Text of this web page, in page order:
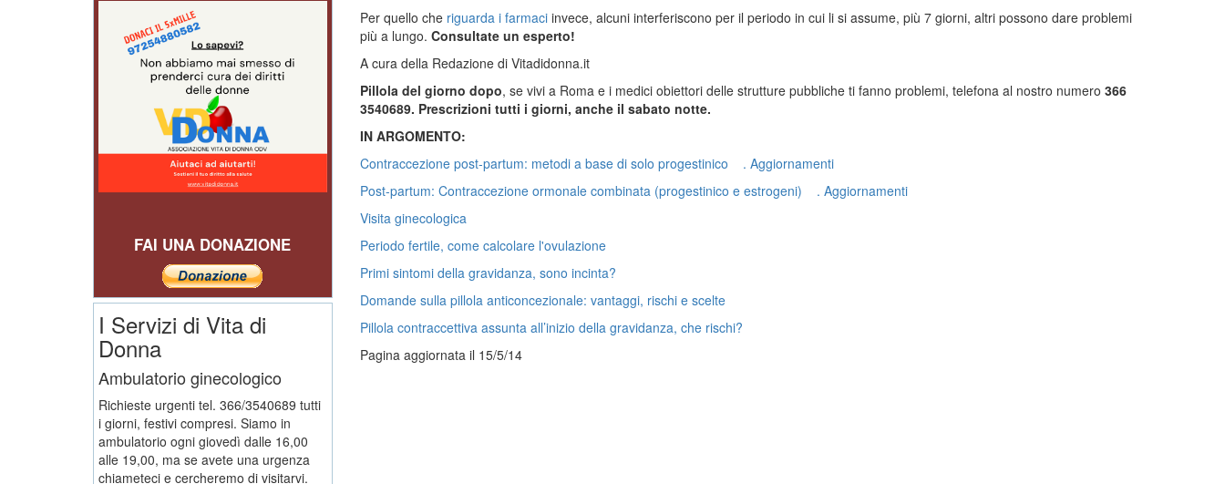
Per quello che riguarda i farmaciinvece, alcuni interferiscono per il periodo in cui li si assume, più 7 giorni, altri possono dare problemi
più a lungo. Consultate un esperto!
A cura della Redazione di Vitadidonna.it
Pillola del giorno dopo, se vivi a Roma e i medici obiettori delle strutture pubbliche ti fanno problemi, telefona al nostro numero 366
3540689. Prescrizioni tutti i giorni, anche il sabato notte.
IN ARGOMENTO:
Contraccezione post-partum: metodi a base di solo progestinico . Aggiornamenti
Post-partum: Contraccezione ormonale combinata (progestinico e estrogeni) . Aggiornamenti
Visita ginecologica
Periodo fertile, come calcolare l'ovulazione
Primi sintomi della gravidanza, sono incinta?
Domande sulla pillola anticoncezionale: vantaggi, rischi e scelte
Pillola contraccettiva assunta all’inizio della gravidanza, che rischi?
Pagina aggiornata il 15/5/14
FAI UNA DONAZIONE
I Servizi di Vita di
Donna
Ambulatorio ginecologico
Richieste urgenti tel. 366/3540689 tutti
i giorni, festivi compresi. Siamo in
ambulatorio ogni giovedì dalle 16,00
alle 19,00, ma se avete una urgenza
chiameteci e cercheremo di visitarvi.